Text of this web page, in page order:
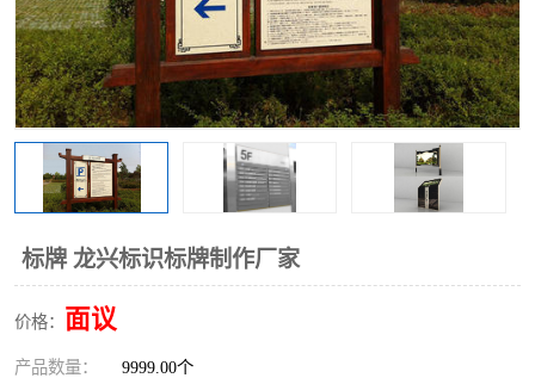
标牌 龙兴标识标牌制作厂家
价格： 面议
产品数量： 9999.00个